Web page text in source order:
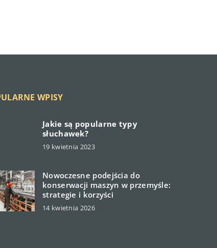
WPISY
typy
Jakie są popularne typy
słuchawek?
19 kwietnia 2023
Nowoczesne podejścia do
konserwacji maszyn w przemyśle:
strategie i korzyści
14 kwietnia 2026